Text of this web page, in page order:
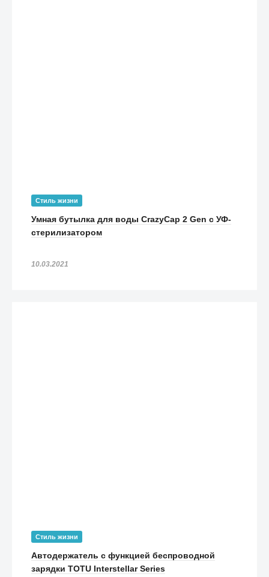
Стиль жизни
Умная бутылка для воды CrazyCap 2 Gen с УФ-
стерилизатором
10.03.2021
Стиль жизни
Автодержатель с функцией беспроводной
зарядки TOTU Interstellar Series